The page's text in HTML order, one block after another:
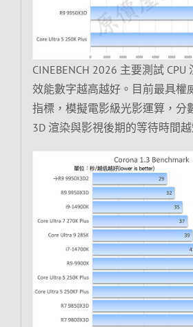
CINEBENCH 2026 主要測試
效能數字越高越好。目前最具權
指標，模擬電影級光影運算，分
3D 渲染與影視後期的等待時間越